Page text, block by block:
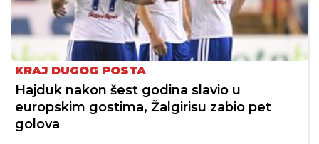
KRAJ DUGOG POSTA
Hajduk nakon šest godina slavio u
europskim gostima, Žalgirisu zabio pet
golova